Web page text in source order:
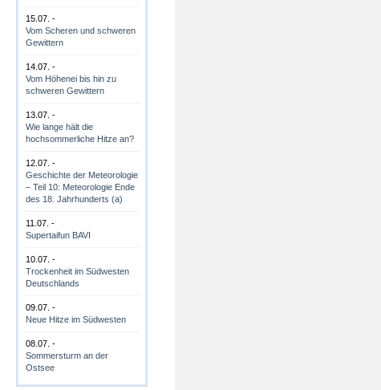
15.07. -
Vom Scheren und schweren
Gewittern
14.07. -
Vom Höhenei bis hin zu
schweren Gewittern
13.07. -
Wie lange hält die
hochsommerliche Hitze an?
12.07. -
Geschichte der Meteorologie
– Teil 10: Meteorologie Ende
des 18. Jahrhunderts (a)
11.07. -
Supertaifun BAVI
10.07. -
Trockenheit im Südwesten
Deutschlands
09.07. -
Neue Hitze im Südwesten
08.07. -
Sommersturm an der
Ostsee